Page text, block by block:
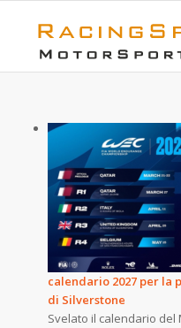
calendario 2027 per la
di
Svelato il calendario del